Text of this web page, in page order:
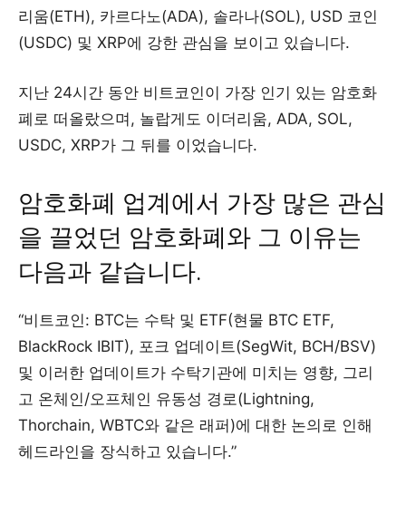
리움(ETH), 카르다노(ADA), 솔라나(SOL), USD 코인
(USDC) 및 XRP에 강한 관심을 보이고 있습니다.
지난 24시간 동안 비트코인이 가장 인기 있는 암호화
폐로 떠올랐으며, 놀랍게도 이더리움, ADA, SOL,
USDC, XRP가 그 뒤를 이었습니다.
암호화폐 업계에서 가장 많은 관심
을 끌었던 암호화폐와 그 이유는
다음과 같습니다.
“비트코인: BTC는 수탁 및 ETF(현물 BTC ETF,
BlackRock IBIT), 포크 업데이트(SegWit, BCH/BSV)
및 이러한 업데이트가 수탁기관에 미치는 영향, 그리
고 온체인/오프체인 유동성 경로(Lightning,
Thorchain, WBTC와 같은 래퍼)에 대한 논의로 인해
헤드라인을 장식하고 있습니다.”